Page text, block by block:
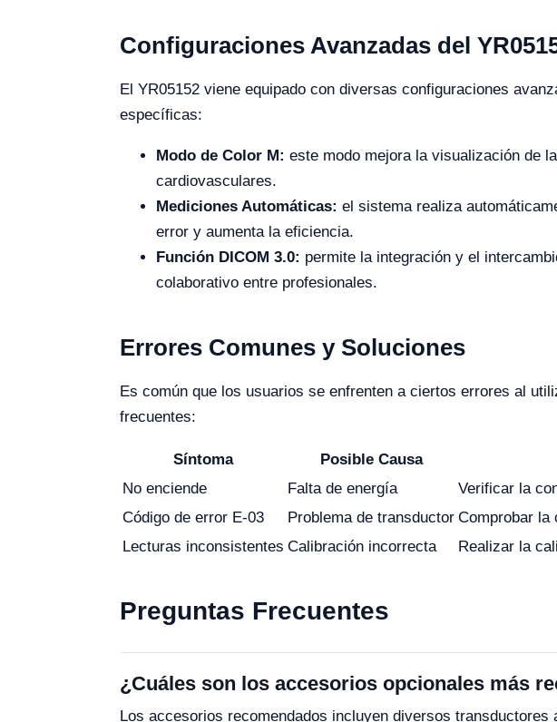
Configuraciones Avanzadas del
El YR05152 viene equipado con diversas configuraciones
específicas:
Modo de Color M: este modo mejora la visualización de
cardiovasculares.
Mediciones Automáticas: el sistema realiza
error y aumenta la eficiencia.
Función DICOM 3.0: permite la integración y el
colaborativo entre profesionales.
Errores Comunes y Soluciones
Es común que los usuarios se enfrenten a ciertos errores al
frecuentes:
Síntoma Posible Causa
No enciende
Falta de energía
Verificar la
Código de error E-03
Problema de transductor Comprobar la
Lecturas inconsistentes Calibración incorrecta Realizar la
Preguntas Frecuentes
¿Cuáles son los accesorios opcionales más
Los accesorios recomendados incluyen diversos